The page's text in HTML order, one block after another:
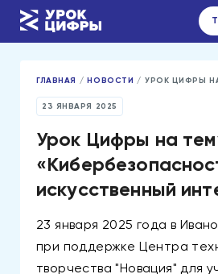
Каталог
Навигатор по
urok@data-
Кабинет
Подписаться на
ГЛАВНАЯ / НОВОСТИ /
23 ЯНВАРЯ 2025
Урок Цифры на
искусственный
23 января 2025 года в
при поддержке Центра
творчества "Новация" для